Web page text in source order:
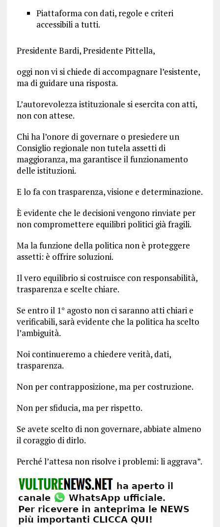
Piattaforma con dati, regole e criteri
accessibili a tutti.
Presidente Bardi, Presidente Pittella,
oggi non vi si chiede di accompagnare l’esistente,
ma di guidare una risposta.
L’autorevolezza istituzionale si esercita con atti,
non con attese.
Chi ha l’onore di governare o presiedere un
Consiglio regionale non tutela assetti di
maggioranza, ma garantisce il funzionamento
delle istituzioni.
E lo fa con trasparenza, visione e determinazione.
È evidente che le decisioni vengono rinviate per
non compromettere equilibri politici già fragili.
Ma la funzione della politica non è proteggere
assetti: è offrire soluzioni.
Il vero equilibrio si costruisce con responsabilità,
trasparenza e scelte chiare.
Se entro il 1° agosto non ci saranno atti chiari e
verificabili, sarà evidente che la politica ha scelto
l’ambiguità.
Noi continueremo a chiedere verità, dati,
trasparenza.
Non per contrapposizione, ma per costruzione.
Non per sfiducia, ma per rispetto.
Se avete scelto di non governare, abbiate almeno
il coraggio di dirlo.
Perché l’attesa non risolve i problemi: li aggrava”.